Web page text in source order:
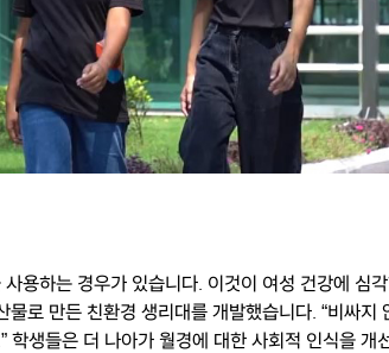
용하는 경우가 있습니다. 이것이 여성 건강에 심
로 만든 친환경 생리대를 개발했습니다. “비싸지
생들은 더 나아가 월경에 대한 사회적 인식을 개